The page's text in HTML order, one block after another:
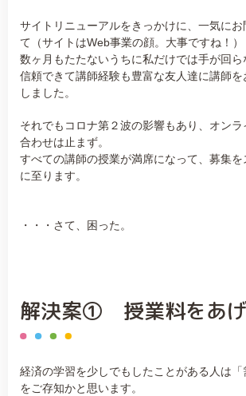
サイトリニューアルをきっかけに、一気にお
て（サイトはWeb事業の顔。大事ですね！）
数ヶ月もたたないうちに私だけでは手が回ら
信頼できて講師経験も豊富な友人達に講師を
しました。
それでもコロナ第２波の影響もあり、オン
合わせは止まず。
すべての講師の授業が満席になって、募集
に至ります。
・・・さて、困った。
解決案① 授業料をあ
経済の学習を少しでもしたことがある人は「
をご存知かと思います。